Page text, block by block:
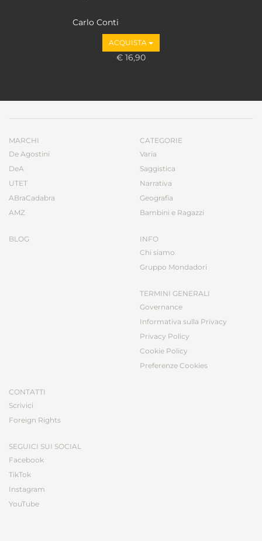
Carlo Conti
ACQUISTA
€ 16,90
MARCHI
De Agostini
DeA
UTET
ABraCadabra
AMZ
BLOG
CATEGORIE
Varia
Saggistica
Narrativa
Geografia
Bambini e Ragazzi
INFO
Chi siamo
Gruppo Mondadori
TERMINI GENERALI
Governance
Informativa sulla Privacy
Privacy Policy
Cookie Policy
Preferenze Cookies
CONTATTI
Scrivici
Foreign Rights
SEGUICI SUI SOCIAL
Facebook
TikTok
Instagram
YouTube